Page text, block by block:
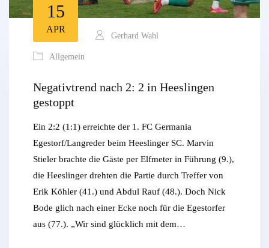
15
APR
Gerhard Wahl
Allgemein
Negativtrend nach 2: 2 in Heeslingen
gestoppt
Ein 2:2 (1:1) erreichte der 1. FC Germania
Egestorf/Langreder beim Heeslinger SC. Marvin
Stieler brachte die Gäste per Elfmeter in Führung (9.),
die Heeslinger drehten die Partie durch Treffer von
Erik Köhler (41.) und Abdul Rauf (48.). Doch Nick
Bode glich nach einer Ecke noch für die Egestorfer
aus (77.). „Wir sind glücklich mit dem…